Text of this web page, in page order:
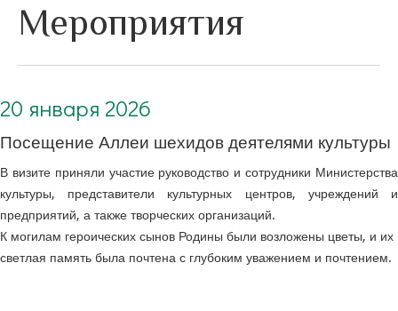
Мероприятия
20 января 2026
Посещение Аллеи шехидов деятелями культуры
В визите приняли участие руководство и сотрудники Министерства
культуры, представители культурных центров, учреждений и
предприятий, а также творческих организаций.
К могилам героических сынов Родины были возложены цветы, и их
светлая память была почтена с глубоким уважением и почтением.